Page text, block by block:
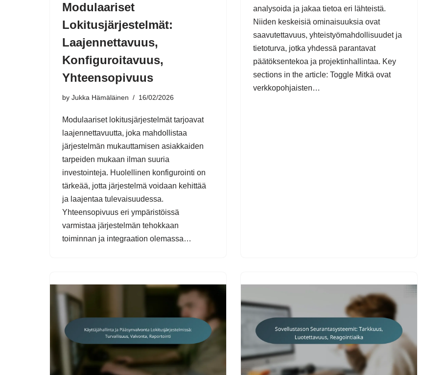
Modulaariset
Lokitusjärjestelmät:
Laajennettavuus,
Konfiguroitavuus,
Yhteensopivuus
by Jukka Hämäläinen 16/02/2026
Modulaariset lokitusjärjestelmät tarjoavat
laajennettavuutta, joka mahdollistaa
järjestelmän mukauttamisen asiakkaiden
tarpeiden mukaan ilman suuria
investointeja. Huolellinen konfigurointi on
tärkeää, jotta järjestelmä voidaan kehittää
ja laajentaa tulevaisuudessa.
Yhteensopivuus eri ympäristöissä
varmistaa järjestelmän tehokkaan
toiminnan ja integraation olemassa…
analysoida ja jakaa tietoa eri lähteistä.
Niiden keskeisiä ominaisuuksia ovat
saavutettavuus, yhteistyömahdollisuudet ja
tietoturva, jotka yhdessä parantavat
päätöksentekoa ja projektinhallintaa. Key
sections in the article: Toggle Mitkä ovat
verkkopohjaisten…